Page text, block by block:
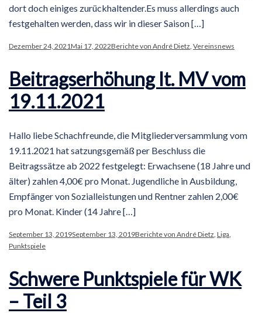
dort doch einiges zurückhaltender.Es muss allerdings auch
festgehalten werden, dass wir in dieser Saison […]
Dezember 24, 2021Mai 17, 2022Berichte von André Dietz, Vereinsnews
Beitragserhöhung lt. MV vom
19.11.2021
Hallo liebe Schachfreunde, die Mitgliederversammlung vom
19.11.2021 hat satzungsgemäß per Beschluss die
Beitragssätze ab 2022 festgelegt: Erwachsene (18 Jahre und
älter) zahlen 4,00€ pro Monat. Jugendliche in Ausbildung,
Empfänger von Sozialleistungen und Rentner zahlen 2,00€
pro Monat. Kinder (14 Jahre […]
September 13, 2019September 13, 2019Berichte von André Dietz, Liga,
Punktspiele
Schwere Punktspiele für WK
– Teil 3